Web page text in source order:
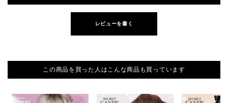
レビューを書く
この商品を買った人はこんな商品も買っています